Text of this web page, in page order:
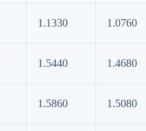
1.1330 1.0760
1.5440 1.4680
1.5860 1.5080